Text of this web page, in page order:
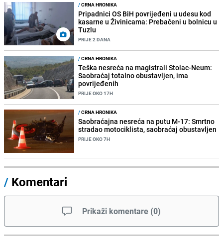
/CRNA HRONIKA
Pripadnici OS BiH povrijeđeni u udesu kod
kasarne u Živinicama: Prebačeni u bolnicu u
Tuzlu
PRIJE 2 DANA
/CRNA HRONIKA
Teška nesreća na magistrali Stolac-Neum:
Saobraćaj totalno obustavljen, ima
povrijeđenih
PRIJE OKO 17H
/CRNA HRONIKA
Saobraćajna nesreća na putu M-17: Smrtno
stradao motociklista, saobraćaj obustavljen
PRIJE OKO 7H
/ Komentari
Prikaži komentare (0)